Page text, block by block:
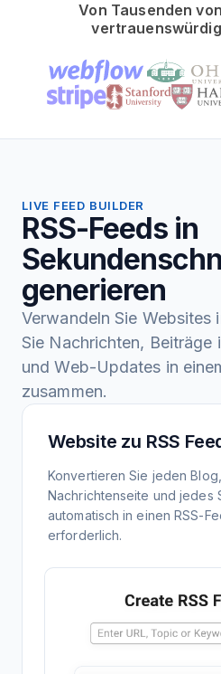
Von Tausenden
LIVE FEED BUILDER
RSS-Feeds in
generieren
Verwandeln Sie Websites
Sie Nachrichten, Beiträge
und Web-Updates in
zusammen.
Website zu RSS
Konvertieren Sie jeden
Nachrichtenseite und jedes
automatisch in einen RSS-
erforderlich.